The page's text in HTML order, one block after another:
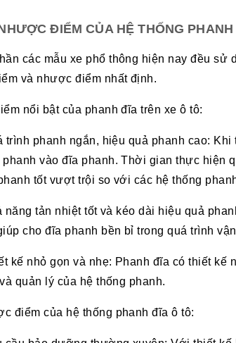
ĐIỂM CỦA HỆ THỐNG
các mẫu xe phổ thông hiện nay đều sử
và nhược điểm nhất định.
nổi bật của phanh đĩa trên xe ô tô:
trình phanh ngắn, hiệu quả phanh cao:
phanh vào đĩa phanh. Thời gian thực hiện
tốt vượt trội so với các hệ thống
năng tản nhiệt tốt và kéo dài hiệu quả
cho đĩa phanh bền bỉ trong quá trình
kế nhỏ gọn và nhẹ: Phanh đĩa có thiết
quản lý của hệ thống phanh.
điểm của hệ thống phanh đĩa ô tô: